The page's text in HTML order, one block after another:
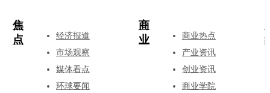
焦
点
经济报道
市场观察
媒体看点
环球要闻
商
业
商业热点
产业资讯
创业资讯
商业学院